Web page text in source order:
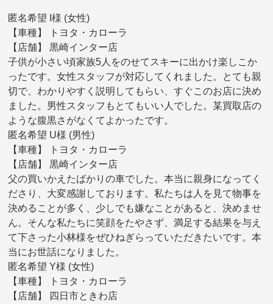
匿名希望 I様 (女性)
【車種】 トヨタ・カローラ
【店舗】 黒崎インター店
子供が小さい頃家族5人をのせてスキーに出かけ楽しこか
ったです。女性スタッフが対応してくれました。とても親
切で、わかりやすく説明してもらい、すぐこのお店に決め
ました。男性スタッフもとてもいい人でした。某買取店の
ような腹黒さがなくてよかったです。
匿名希望 U様 (男性)
【車種】 トヨタ・カローラ
【店舗】 黒崎インター店
父の買いかえたばかりの車でした。本当に親身になってく
ださり、大変感謝しております。私たちは人を見て物事を
決めることが多く、少しでも嫌なことがあると、決めませ
ん。そんな私たちに笑顔をたやさず、満足する結果を与え
て下さった小林様をぜひねぎらっていただきたいです。本
当にお世話になりました。
匿名希望 Y様 (女性)
【車種】 トヨタ・カローラ
【店舗】 四日市ときわ店